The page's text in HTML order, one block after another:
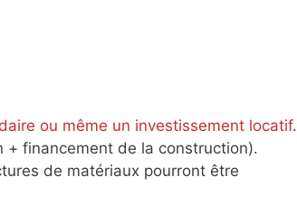
ou même un investissement locatif.
financement de la construction).
de matériaux pourront être